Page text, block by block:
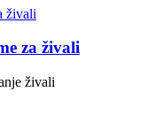
za živali
živali